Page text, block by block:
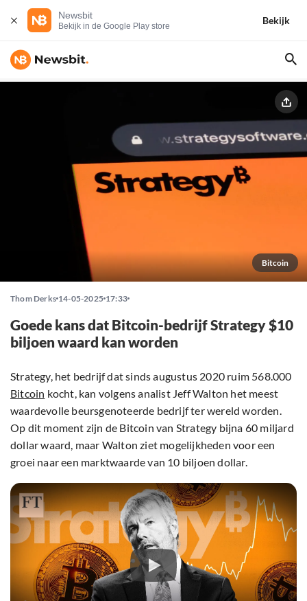
Newsbit
Bekijk in de Google Play store
Bekijk
Bitcoin
Thom Derks 14-05-2025 17:33
Goede kans dat Bitcoin-bedrijf Strategy $10
biljoen waard kan worden
Strategy, het bedrijf dat sinds augustus 2020 ruim 568.000
Bitcoin kocht, kan volgens analist Jeff Walton het meest
waardevolle beursgenoteerde bedrijf ter wereld worden.
Op dit moment zijn de Bitcoin van Strategy bijna 60 miljard
dollar waard, maar Walton ziet mogelijkheden voor een
groei naar een marktwaarde van 10 biljoen dollar.